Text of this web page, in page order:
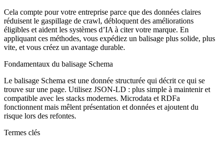
Cela compte pour votre entreprise parce que des données claires
réduisent le gaspillage de crawl, débloquent des améliorations
éligibles et aident les systèmes d’IA à citer votre marque. En
appliquant ces méthodes, vous expédiez un balisage plus solide, plus
vite, et vous créez un avantage durable.
Fondamentaux du balisage Schema
Le balisage Schema est une donnée structurée qui décrit ce qui se
trouve sur une page. Utilisez JSON‑LD : plus simple à maintenir et
compatible avec les stacks modernes. Microdata et RDFa
fonctionnent mais mêlent présentation et données et ajoutent du
risque lors des refontes.
Termes clés